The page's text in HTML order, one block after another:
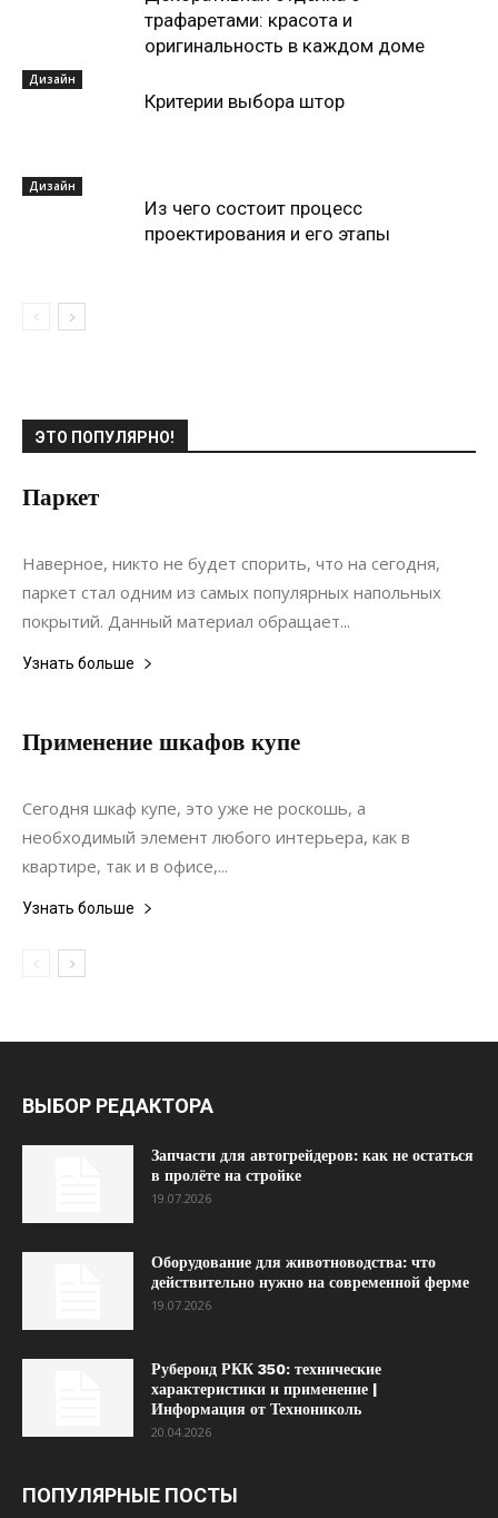
трафаретами: красота и
оригинальность в каждом доме
Дизайн
Критерии выбора штор
Дизайн
Из чего состоит процесс
проектирования и его этапы
ЭТО ПОПУЛЯРНО!
Паркет
17.07.2017
Наверное, никто не будет спорить, что на сегодня,
паркет стал одним из самых популярных напольных
покрытий. Данный материал обращает...
Узнать больше
Применение шкафов купе
12.08.2017
Сегодня шкаф купе, это уже не роскошь, а
необходимый элемент любого интерьера, как в
квартире, так и в офисе,...
Узнать больше
ВЫБОР РЕДАКТОРА
Запчасти для автогрейдеров: как не остаться
в пролёте на стройке
19.07.2026
Оборудование для животноводства: что
действительно нужно на современной ферме
19.07.2026
Рубероид РКК 350: технические
характеристики и применение |
Информация от Технониколь
20.04.2026
ПОПУЛЯРНЫЕ ПОСТЫ